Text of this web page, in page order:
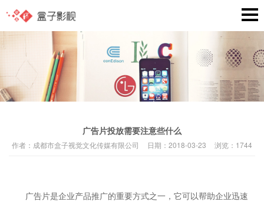
广告片投放需要注意些什么
作者： 成都市盒子视觉文化传媒有限公司 日期： 2018-03-23 浏览： 1744
广告片是企业产品推广的重要方式之一，它可以帮助企业迅速